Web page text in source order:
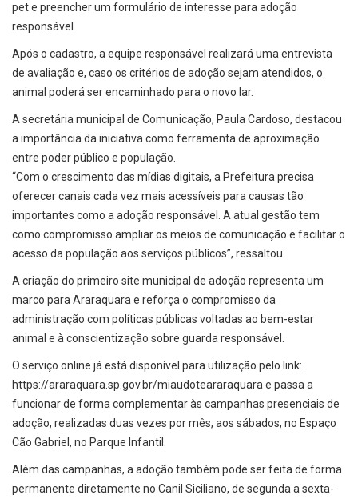
pet e preencher um formulário de interesse para adoção
responsável.
Após o cadastro, a equipe responsável realizará uma entrevista
de avaliação e, caso os critérios de adoção sejam atendidos, o
animal poderá ser encaminhado para o novo lar.
A secretária municipal de Comunicação, Paula Cardoso, destacou
a importância da iniciativa como ferramenta de aproximação
entre poder público e população.
“Com o crescimento das mídias digitais, a Prefeitura precisa
oferecer canais cada vez mais acessíveis para causas tão
importantes como a adoção responsável. A atual gestão tem
como compromisso ampliar os meios de comunicação e facilitar o
acesso da população aos serviços públicos”, ressaltou.
A criação do primeiro site municipal de adoção representa um
marco para Araraquara e reforça o compromisso da
administração com políticas públicas voltadas ao bem-estar
animal e à conscientização sobre guarda responsável.
O serviço online já está disponível para utilização pelo link:
https://araraquara.sp.gov.br/miaudoteararaquara e passa a
funcionar de forma complementar às campanhas presenciais de
adoção, realizadas duas vezes por mês, aos sábados, no Espaço
Cão Gabriel, no Parque Infantil.
Além das campanhas, a adoção também pode ser feita de forma
permanente diretamente no Canil Siciliano, de segunda a sexta-